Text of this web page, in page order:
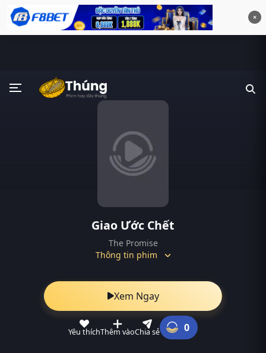
×
Giao Ước Chết
The Promise
Thông tin phim
Xem Ngay
Yêu thíchThêm vàoChia sẻ 0